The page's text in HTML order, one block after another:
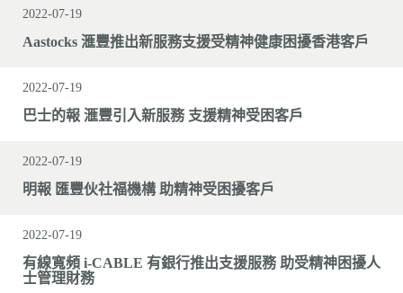
2022-07-19
Aastocks 滙豐推出新服務支援受精神健康困擾香港客戶
2022-07-19
巴士的報 滙豐引入新服務 支援精神受困客戶
2022-07-19
明報 匯豐伙社福機構 助精神受困擾客戶
2022-07-19
有線寬頻 i-CABLE 有銀行推出支援服務 助受精神困擾人
士管理財務